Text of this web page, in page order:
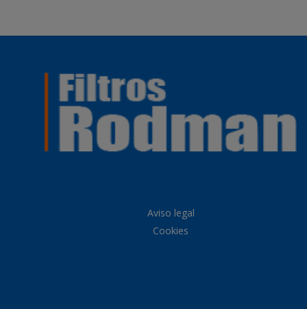
Aviso legal
Cookies